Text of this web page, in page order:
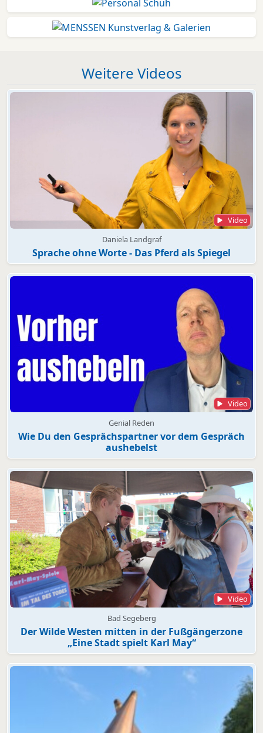
Weitere Videos
Video
Daniela Landgraf
Sprache ohne Worte - Das Pferd als Spiegel
Video
Genial Reden
Wie Du den Gesprächspartner vor dem Gespräch
aushebelst
Video
Bad Segeberg
Der Wilde Westen mitten in der Fußgängerzone
„Eine Stadt spielt Karl May“